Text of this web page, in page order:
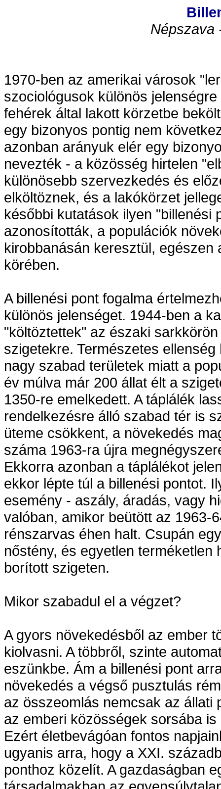
Népszava
1970-ben az amerikai városok
szociológusok különös
fehérek által lakott körzetbe
egy bizonyos pontig nem
azonban arányuk elér egy
nevezték - a közösség hirtelen
különösebb szervezkedés és
elköltöznek, és a lakókörzet
későbbi kutatások ilyen "billenési
azonosították, a populációk
kirobbanásán keresztül,
körében.
A billenési pont fogalma
különös jelenséget. 1944-ben a
"költöztettek" az északi
szigetekre. Természetes
nagy szabad területek miatt a
év múlva már 200 állat élt a
1350-re emelkedett. A táplálék
rendelkezésre álló szabad tér is
üteme csökkent, a növekedés
száma 1963-ra újra
Ekkorra azonban a táplálékot
ekkor lépte túl a billenési pontot.
esemény - aszály, áradás, vagy
valóban, amikor beütött az 1963-
rénszarvas éhen halt. Csupán
nőstény, és egyetlen
borított szigeten.
Mikor szabadul el a végzet?
A gyors növekedésből az ember
kiolvasni. A többről, szinte
eszünkbe. Ám a billenési pont
növekedés a végső pusztulás
az összeomlás nemcsak az állati
az emberi közösségek sorsába
Ezért életbevágóan fontos
ugyanis arra, hogy a XXI.
ponthoz közelít. A gazdaságban